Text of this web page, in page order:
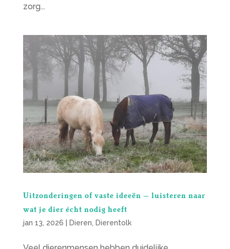
zorg...
Uitzonderingen of vaste ideeën – luisteren naar
wat je dier écht nodig heeft
jan 13, 2026 Dieren, Dierentolk